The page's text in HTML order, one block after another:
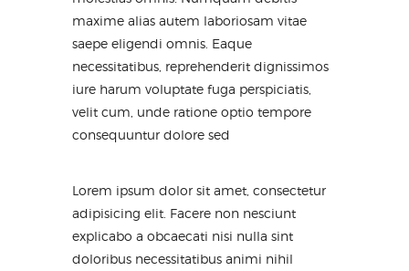
maxime alias autem laboriosam vitae
saepe eligendi omnis. Eaque
necessitatibus, reprehenderit dignissimos
iure harum voluptate fuga perspiciatis,
velit cum, unde ratione optio tempore
consequuntur dolore sed
Lorem ipsum dolor sit amet, consectetur
adipisicing elit. Facere non nesciunt
explicabo a obcaecati nisi nulla sint
doloribus necessitatibus animi nihil